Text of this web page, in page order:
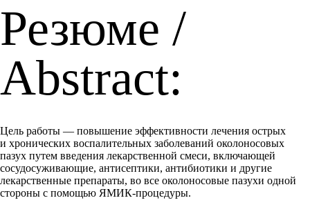
Резюме /
Abstract:
Цель работы — повышение эффективности лечения острых
и хронических воспалительных заболеваний околоносовых
пазух путем введения лекарственной смеси, включающей
сосудосуживающие, антисептики, антибиотики и другие
лекарственные препараты, во все околоносовые пазухи одной
стороны с помощью ЯМИК-процедуры.